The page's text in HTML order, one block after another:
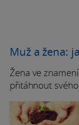
Muž a žena:
Žena ve
přitáhnout